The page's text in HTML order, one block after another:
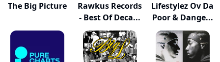
The Big Picture
Rawkus Records
- Best Of Deca...
Lifestylez Ov Da
Poor & Dange...